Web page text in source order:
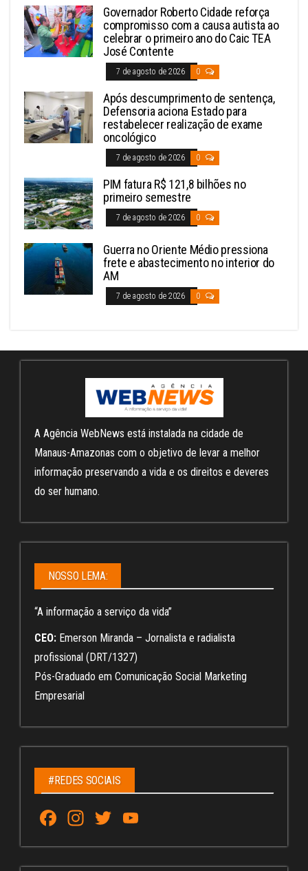
Governador Roberto Cidade reforça
compromisso com a causa autista ao
celebrar o primeiro ano do Caic TEA
José Contente
7 de agosto de 2026 0
Após descumprimento de sentença,
Defensoria aciona Estado para
restabelecer realização de exame
oncológico
7 de agosto de 2026 0
PIM fatura R$ 121,8 bilhões no
primeiro semestre
7 de agosto de 2026 0
Guerra no Oriente Médio pressiona
frete e abastecimento no interior do
AM
7 de agosto de 2026 0
A Agência WebNews está instalada na cidade de
Manaus-Amazonas com o objetivo de levar a melhor
informação preservando a vida e os direitos e deveres
do ser humano.
NOSSO LEMA:
“A informação a serviço da vida”
CEO: Emerson Miranda – Jornalista e radialista
profissional (DRT/1327)
Pós-Graduado em Comunicação Social Marketing
Empresarial
#REDES SOCIAIS
Fa
ce
bo
In
st
ag
T
wi
tt
u
Tu